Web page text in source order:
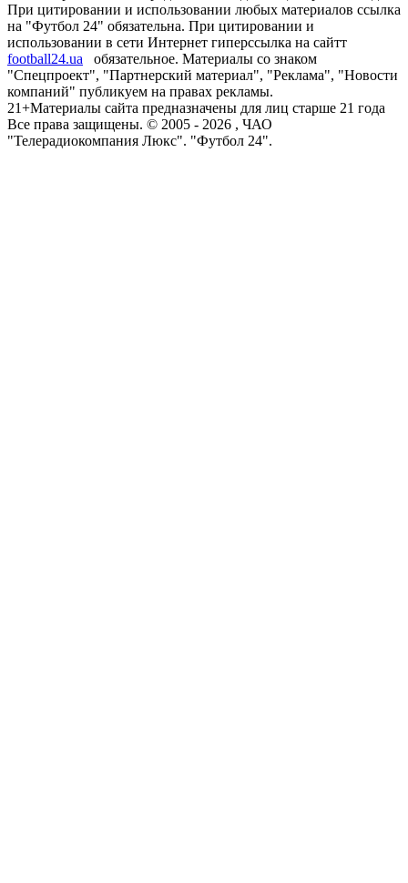
При цитировании и использовании любых материалов ссылка
на "Футбол 24" обязательна. При цитировании и
использовании в сети Интернет гиперссылка на сайтт
football24.ua
обязательное. Материалы со знаком
"Спецпроект", "Партнерский материал", "Реклама", "Новости
компаний" публикуем на правах рекламы.
21+Материалы сайта предназначены для лиц старше 21 года
Все права защищены. © 2005 - 2026 , ЧАО
"Телерадиокомпания Люкс". "Футбол 24".